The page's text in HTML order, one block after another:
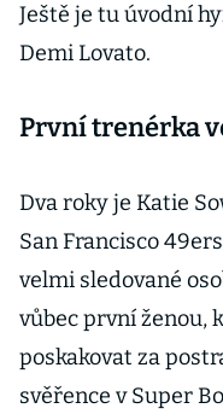
Ještě je tu úvodní
Demi Lovato.
První trenérka
Dva roky je Katie
San Francisco
velmi sledované
vůbec první ženou,
poskakovat za
svěřence v Super